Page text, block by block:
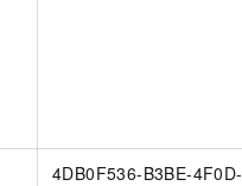
4DB0F536-B3BE-4F0D-